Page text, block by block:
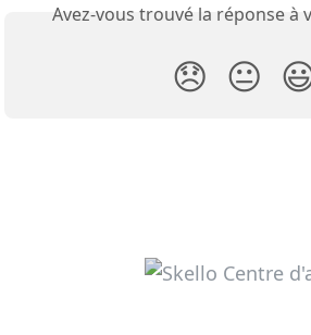
Avez-vous trouvé la réponse à
😞 😐